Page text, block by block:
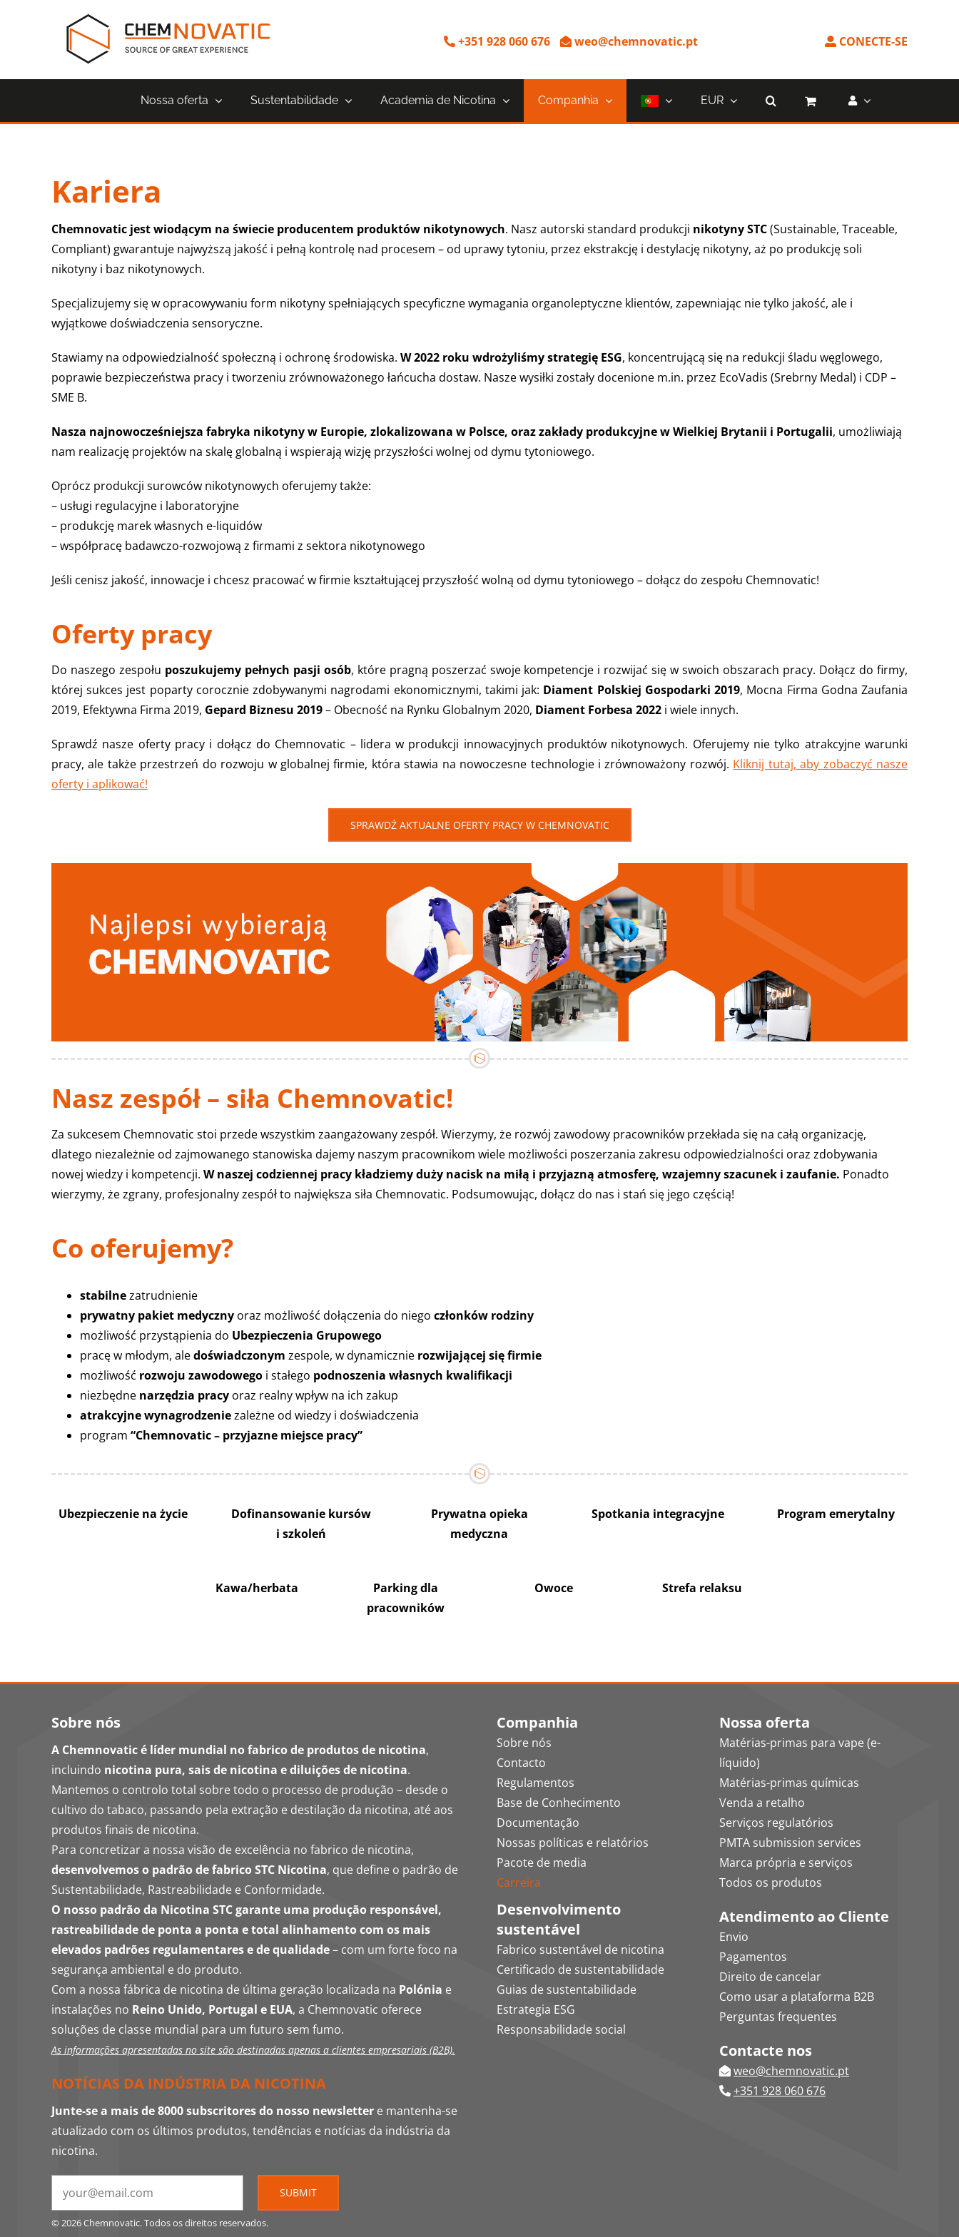
+351 928 060 676 weo@chemnovatic.pt CONECTE-SE
Nossa oferta Sustentabilidade Academia de Nicotina Companhia EUR
Kariera
Chemnovatic jest wiodącym na świecie producentem produktów nikotynowych. Nasz autorski standard produkcji nikotyny STC(Sustainable, Traceable,
Compliant) gwarantuje najwyższą jakość i pełną kontrolę nad procesem – od uprawy tytoniu, przez ekstrakcję i destylację nikotyny, aż po produkcję soli
nikotyny i baz nikotynowych.
Specjalizujemy się w opracowywaniu form nikotyny spełniających specyficzne wymagania organoleptyczne klientów, zapewniając nie tylko jakość, ale i
wyjątkowe doświadczenia sensoryczne.
Stawiamy na odpowiedzialność społeczną i ochronę środowiska. W 2022 roku wdrożyliśmy strategię ESG, koncentrującą się na redukcji śladu węglowego,
poprawie bezpieczeństwa pracy i tworzeniu zrównoważonego łańcucha dostaw. Nasze wysiłki zostały docenione m.in. przez EcoVadis (Srebrny Medal) i CDP –
SME B.
Nasza najnowocześniejsza fabryka nikotyny w Europie, zlokalizowana w Polsce, oraz zakłady produkcyjne w Wielkiej Brytanii i Portugalii, umożliwiają
nam realizację projektów na skalę globalną i wspierają wizję przyszłości wolnej od dymu tytoniowego.
Oprócz produkcji surowców nikotynowych oferujemy także:
– usługi regulacyjne i laboratoryjne
– produkcję marek własnych e-liquidów
– współpracę badawczo-rozwojową z firmami z sektora nikotynowego
Jeśli cenisz jakość, innowacje i chcesz pracować w firmie kształtującej przyszłość wolną od dymu tytoniowego – dołącz do zespołu Chemnovatic!
Oferty pracy
Do naszego zespołu poszukujemy pełnych pasji osób, które pragną poszerzać swoje kompetencje i rozwijać się w swoich obszarach pracy. Dołącz do firmy,
której sukces jest poparty corocznie zdobywanymi nagrodami ekonomicznymi, takimi jak: Diament Polskiej Gospodarki 2019, Mocna Firma Godna Zaufania
2019, Efektywna Firma 2019, Gepard Biznesu 2019– Obecność na Rynku Globalnym 2020, Diament Forbesa 2022i wiele innych.
Sprawdź nasze oferty pracy i dołącz do Chemnovatic – lidera w produkcji innowacyjnych produktów nikotynowych. Oferujemy nie tylko atrakcyjne warunki
pracy, ale także przestrzeń do rozwoju w globalnej firmie, która stawia na nowoczesne technologie i zrównoważony rozwój. Kliknij tutaj, aby zobaczyć nasze
oferty i aplikować!
SPRAWDŹ AKTUALNE OFERTY PRACY W CHEMNOVATIC
Nasz zespół – siła Chemnovatic!
Za sukcesem Chemnovatic stoi przede wszystkim zaangażowany zespół. Wierzymy, że rozwój zawodowy pracowników przekłada się na całą organizację,
dlatego niezależnie od zajmowanego stanowiska dajemy naszym pracownikom wiele możliwości poszerzania zakresu odpowiedzialności oraz zdobywania
nowej wiedzy i kompetencji. W naszej codziennej pracy kładziemy duży nacisk na miłą i przyjazną atmosferę, wzajemny szacunek i zaufanie. Ponadto
wierzymy, że zgrany, profesjonalny zespół to największa siła Chemnovatic. Podsumowując, dołącz do nas i stań się jego częścią!
Co oferujemy?
stabilnezatrudnienie
prywatny pakiet medycznyoraz możliwość dołączenia do niego członków rodziny
możliwość przystąpienia do Ubezpieczenia Grupowego
pracę w młodym, aledoświadczonym zespole, w dynamicznie rozwijającej się firmie
możliwość rozwoju zawodowegoi stałego podnoszenia własnych kwalifikacji
niezbędne narzędzia pracyoraz realny wpływ na ich zakup
atrakcyjne wynagrodzeniezależne od wiedzy i doświadczenia
program “Chemnovatic – przyjazne miejsce pracy”
Ubezpieczenie na życie
Dofinansowanie kursów
i szkoleń
Prywatna opieka
medyczna
Spotkania integracyjne Program emerytalny
Kawa/herbata
Parking dla
pracowników
Owoce Strefa relaksu
Sobre nós
A Chemnovatic é líder mundial no fabrico de produtos de nicotina,
incluindo nicotina pura, sais de nicotina e diluições de nicotina.
Mantemos o controlo total sobre todo o processo de produção – desde o
cultivo do tabaco, passando pela extração e destilação da nicotina, até aos
produtos finais de nicotina.
Para concretizar a nossa visão de excelência no fabrico de nicotina,
desenvolvemos o padrão de fabrico STC Nicotina, que define o padrão de
Sustentabilidade, Rastreabilidade e Conformidade.
O nosso padrão da Nicotina STC garante uma produção responsável,
rastreabilidade de ponta a ponta e total alinhamento com os mais
elevados padrões regulamentares e de qualidade– com um forte foco na
segurança ambiental e do produto.
Com a nossa fábrica de nicotina de última geração localizada na Polónia e
instalações no Reino Unido, Portugal e EUA, a Chemnovatic oferece
soluções de classe mundial para um futuro sem fumo.
As informações apresentadas no site são destinadas apenas a clientes empresariais (B2B).
NOTÍCIAS DA INDÚSTRIA DA NICOTINA
Junte-se a mais de 8000 subscritores do nosso newslettere mantenha-se
atualizado com os últimos produtos, tendências e notícias da indústria da
nicotina.
SUBMIT
© 2026 Chemnovatic. Todos os direitos reservados.
Companhia
Sobre nós
Contacto
Regulamentos
Base de Conhecimento
Documentação
Nossas políticas e relatórios
Pacote de media
Carreira
Desenvolvimento
sustentável
Fabrico sustentável de nicotina
Certificado de sustentabilidade
Guias de sustentabilidade
Estrategia ESG
Responsabilidade social
Nossa oferta
Matérias-primas para vape (e-
líquido)
Matérias-primas químicas
Venda a retalho
Serviços regulatórios
PMTA submission services
Marca própria e serviços
Todos os produtos
Atendimento ao Cliente
Envio
Pagamentos
Direito de cancelar
Como usar a plataforma B2B
Perguntas frequentes
Contacte nos
weo@chemnovatic.pt
+351 928 060 676